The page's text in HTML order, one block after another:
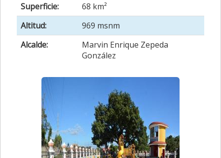
Superficie:
68 km²
Altitud:
969 msnm
Alcalde:
Marvin Enrique Zepeda
González